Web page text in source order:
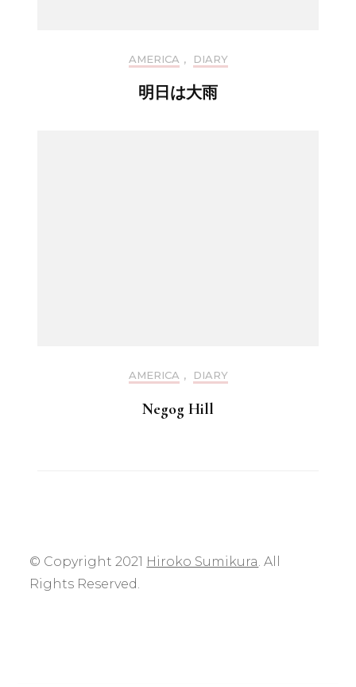
AMERICA , DIARY
明日は大雨
AMERICA , DIARY
Negog Hill
© Copyright 2021 Hiroko Sumikura. All
Rights Reserved.